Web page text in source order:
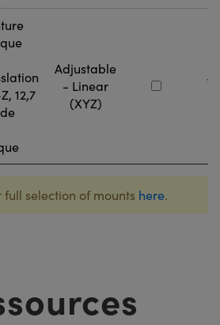
12,7
Adjustable
- Linear
(XYZ)
full selection of mounts here.